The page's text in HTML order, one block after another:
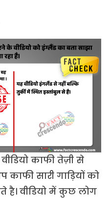
काफी तेज़ी से
काफी सारी गाड़ियों को
वीडियो में कुछ लोग